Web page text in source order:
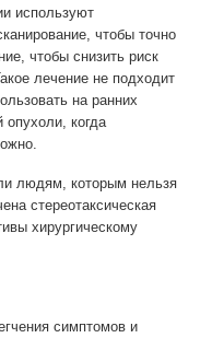
используют
чтобы точно
чтобы снизить риск
лечение не подходит
на ранних
опухоли, когда
людям, которым нельзя
стереотаксическая
хирургическому
симптомов и